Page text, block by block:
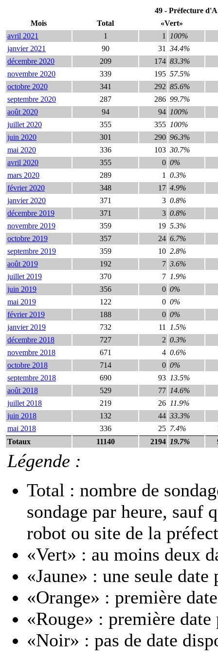
49 - Préfecture
Mois
Total
«Vert»
avril 2021
1 1
100%
janvier 2021
90 31
34.4%
décembre 2020
209 174 83.3%
novembre 2020
339 195 57.5%
octobre 2020
341 292 85.6%
septembre 2020
287 286 99.7%
août 2020
94 94 100%
juillet 2020
355 355 100%
juin 2020
301 290 96.3%
mai 2020
336 103 30.7%
avril 2020
355 0 0%
mars 2020
289 1
0.3%
février 2020
348 17 4.9%
janvier 2020
371 3 0.8%
décembre 2019
371 3 0.8%
novembre 2019
359 19 5.3%
octobre 2019
357 24 6.7%
septembre 2019
359 10 2.8%
août 2019
192 7 3.6%
juillet 2019
370 7 1.9%
juin 2019
356 0 0%
mai 2019
122 0 0%
février 2019
188 0 0%
janvier 2019
732 11
1.5%
décembre 2018
727 2 0.3%
novembre 2018
671 4 0.6%
octobre 2018
714 0 0%
septembre 2018
690 93 13.5%
août 2018
529 77 14.6%
juillet 2018
219 26 11.9%
juin 2018
132 44 33.3%
mai 2018
336 25 7.4%
Totaux
11140 2194 19.7%
Légende :
Total : nombre de
sondage par heure, sauf
robot ou site de la
«Vert» : au moins deux
«Jaune» : une seule
«Orange» : première
«Rouge» : première
«Noir» : pas de date